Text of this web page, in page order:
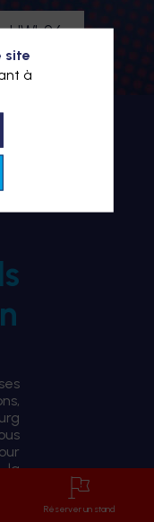
Réserver un stand
site
à